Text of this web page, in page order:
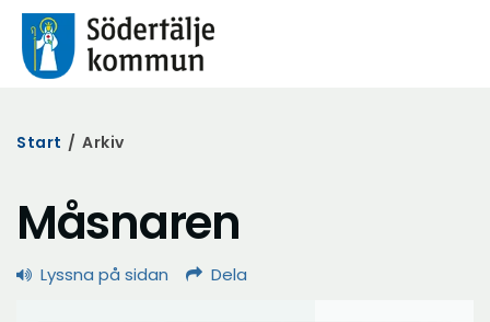
Start / Arkiv
Måsnaren
Lyssna på sidan Dela